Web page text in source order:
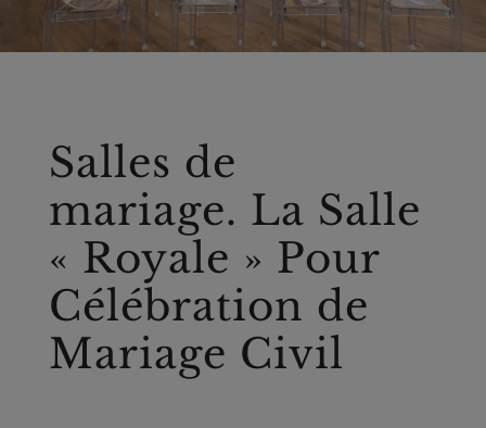
Salles de
mariage. La Salle
« Royale » Pour
Célébration de
Mariage Civil